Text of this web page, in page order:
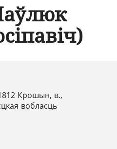
Крошын, в.,
вобласць